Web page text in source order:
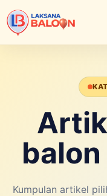
Kumpulan artikel